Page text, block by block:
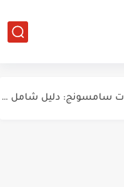
رموز وأعطال تكييف Daikin: دليل شامل لفهم الأخطاء وحلها
أكواد أعطال ثلاجات سامسونج: دليل شامل ومفصل